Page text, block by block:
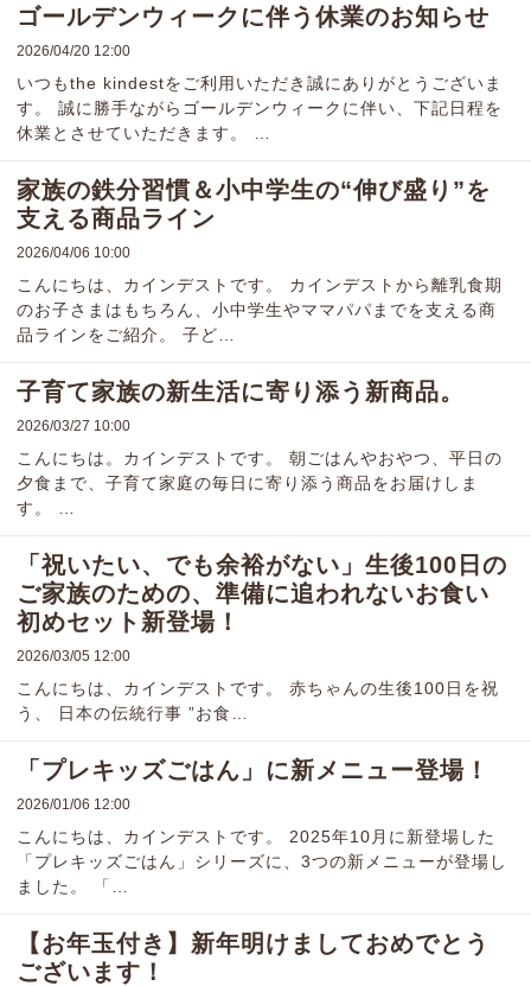
ゴールデンウィークに伴う休業のお知らせ
2026/04/20 12:00
いつもthe kindestをご利用いただき誠にありがとうございま
す。 誠に勝手ながらゴールデンウィークに伴い、下記日程を
休業とさせていただきます。 …
家族の鉄分習慣＆小中学生の“伸び盛り”を
支える商品ライン
2026/04/06 10:00
こんにちは、カインデストです。 カインデストから離乳食期
のお子さまはもちろん、小中学生やママパパまでを支える商
品ラインをご紹介。 子ど…
子育て家族の新生活に寄り添う新商品。
2026/03/27 10:00
こんにちは。カインデストです。 朝ごはんやおやつ、平日の
夕食まで、子育て家庭の毎日に寄り添う商品をお届けしま
す。 …
「祝いたい、でも余裕がない」生後100日の
ご家族のための、準備に追われないお食い
初めセット新登場！
2026/03/05 12:00
こんにちは、カインデストです。 赤ちゃんの生後100日を祝
う、 日本の伝統行事 ”お食…
「プレキッズごはん」に新メニュー登場！
2026/01/06 12:00
こんにちは、カインデストです。 2025年10月に新登場した
「プレキッズごはん」シリーズに、3つの新メニューが登場し
ました。 「…
【お年玉付き】新年明けましておめでとう
ございます！